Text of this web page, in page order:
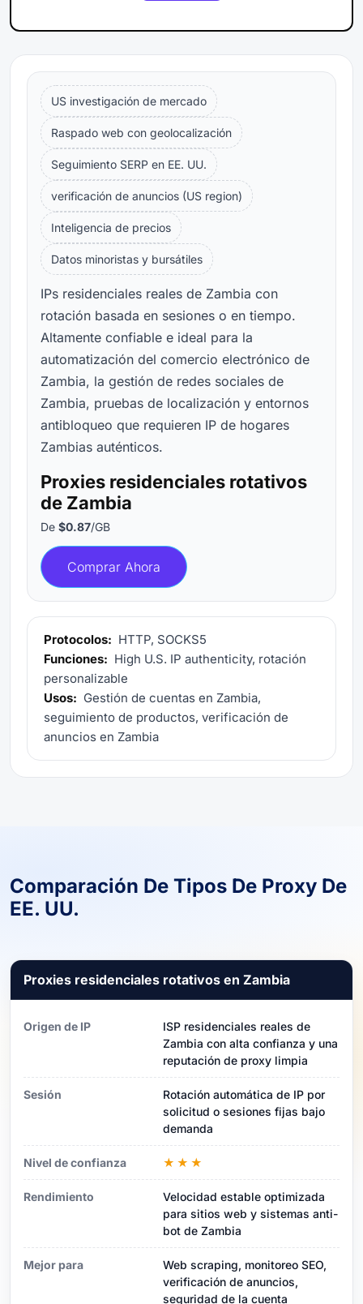
US investigación de mercado
Raspado web con geolocalización
Seguimiento SERP en EE. UU.
verificación de anuncios (US region)
Inteligencia de precios
Datos minoristas y bursátiles
IPs residenciales reales de Zambia con
rotación basada en sesiones o en tiempo.
Altamente confiable e ideal para la
automatización del comercio electrónico de
Zambia, la gestión de redes sociales de
Zambia, pruebas de localización y entornos
antibloqueo que requieren IP de hogares
Zambias auténticos.
Proxies residenciales rotativos
de Zambia
De $0.87/GB
Comprar Ahora
Protocolos: HTTP, SOCKS5
Funciones: High U.S. IP authenticity, rotación
personalizable
Usos: Gestión de cuentas en Zambia,
seguimiento de productos, verificación de
anuncios en Zambia
Comparación De Tipos De Proxy De
EE. UU.
Proxies residenciales rotativos en Zambia
Origen de IP
ISP residenciales reales de
Zambia con alta confianza y una
reputación de proxy limpia
Sesión
Rotación automática de IP por
solicitud o sesiones fijas bajo
demanda
Nivel de confianza ★★★
Rendimiento
Velocidad estable optimizada
para sitios web y sistemas anti-
bot de Zambia
Mejor para
Web scraping, monitoreo SEO,
verificación de anuncios,
seguridad de la cuenta